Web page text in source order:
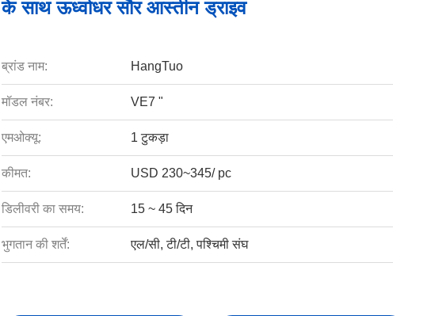
के साथ ऊर्ध्वाधर सौर आस्तीन ड्राइव
ब्रांड नाम: HangTuo
मॉडल नंबर: VE7 "
एमओक्यू: 1 टुकड़ा
कीमत: USD 230~345/ pc
डिलीवरी का समय: 15 ~ 45 दिन
भुगतान की शर्तें: एल/सी, टी/टी, पश्चिमी संघ